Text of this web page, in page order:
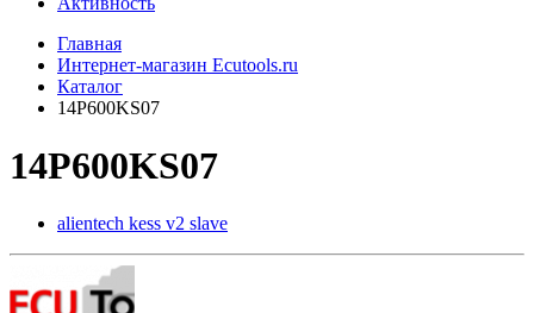
Главная
Интернет-магазин Ecutools.ru
Каталог
14P600KS07
14P600KS07
alientech kess v2 slave